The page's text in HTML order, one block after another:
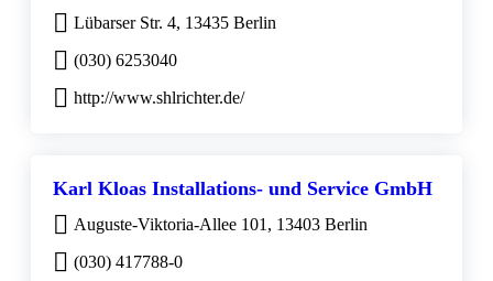
Lübarser Str. 4, 13435 Berlin
(030) 6253040
http://www.shlrichter.de/
Karl Kloas Installations- und Service GmbH
Auguste-Viktoria-Allee 101, 13403 Berlin
(030) 417788-0